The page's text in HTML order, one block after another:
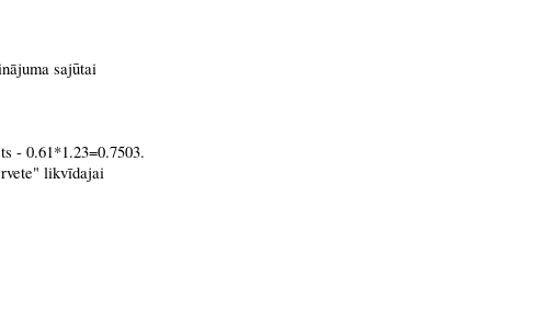
sajūtai
- 0.61*1.23=0.7503.
likvīdajai